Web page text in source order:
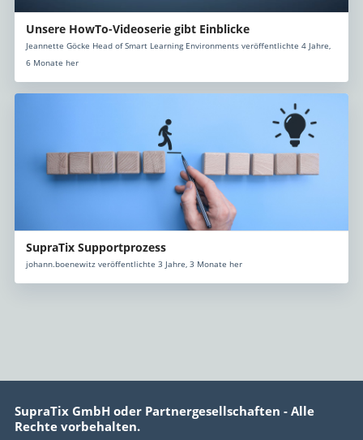
Unsere HowTo-Videoserie gibt Einblicke
Jeannette Göcke Head of Smart Learning Environments veröffentlichte 4 Jahre,
6 Monate her
SupraTix Supportprozess
johann.boenewitz veröffentlichte 3 Jahre, 3 Monate her
SupraTix GmbH oder Partnergesellschaften - Alle
Rechte vorbehalten.